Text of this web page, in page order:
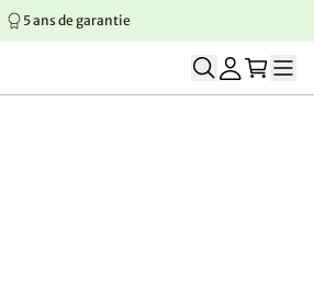
5 ans de garantie